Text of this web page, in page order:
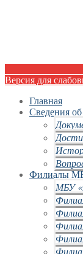
Версия для
Главная
Сведения
Филиалы
МБУ